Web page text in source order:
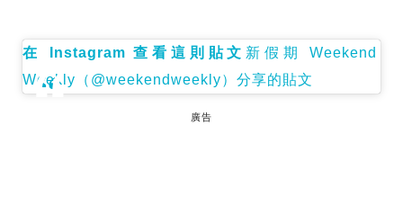
在 Instagram 查看這則貼文 新假期 Weekend
Weekly（@weekendweekly）分享的貼文
廣告